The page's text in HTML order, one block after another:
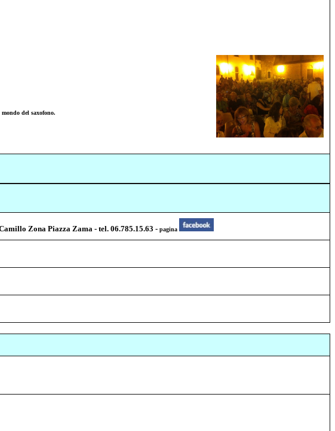
del saxofono.
Zona Piazza Zama - tel. 06.785.15.63 - pagina